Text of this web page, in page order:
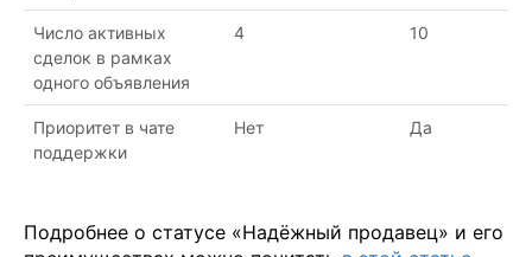
Число активных
сделок в рамках
одного объявления
4 10
Приоритет в чате
поддержки
Нет Да
Подробнее о статусе «Надёжный продавец» и его